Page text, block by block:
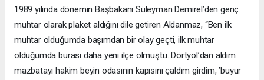
1989 yılında dönemin Başbakanı Süleyman Demirel’den genç
muhtar olarak plaket aldığını dile getiren Aldanmaz, “Ben ilk
muhtar olduğumda başımdan bir olay geçti, ilk muhtar
olduğumda burası daha yeni ilçe olmuştu. Dörtyol’dan aldım
mazbatayı hakim beyin odasının kapısını çaldım girdim, ’buyur